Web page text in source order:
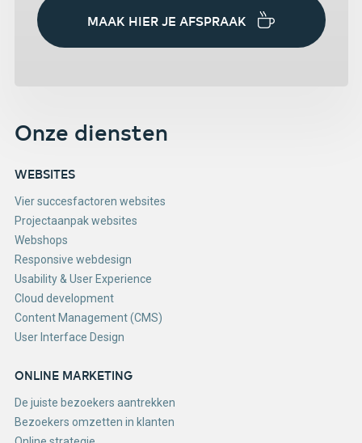
MAAK HIER JE AFSPRAAK
Onze diensten
WEBSITES
Vier succesfactoren websites
Projectaanpak websites
Webshops
Responsive webdesign
Usability & User Experience
Cloud development
Content Management (CMS)
User Interface Design
ONLINE MARKETING
De juiste bezoekers aantrekken
Bezoekers omzetten in klanten